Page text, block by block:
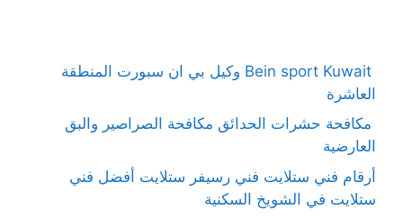
Bein sport Kuwait وكيل بي ان سبورت المنطقة
العاشرة
مكافحة حشرات الحدائق مكافحة الصراصير والبق
العارضية
أرقام فني ستلايت فني رسيفر ستلايت أفضل فني
ستلايت في الشويخ السكنية